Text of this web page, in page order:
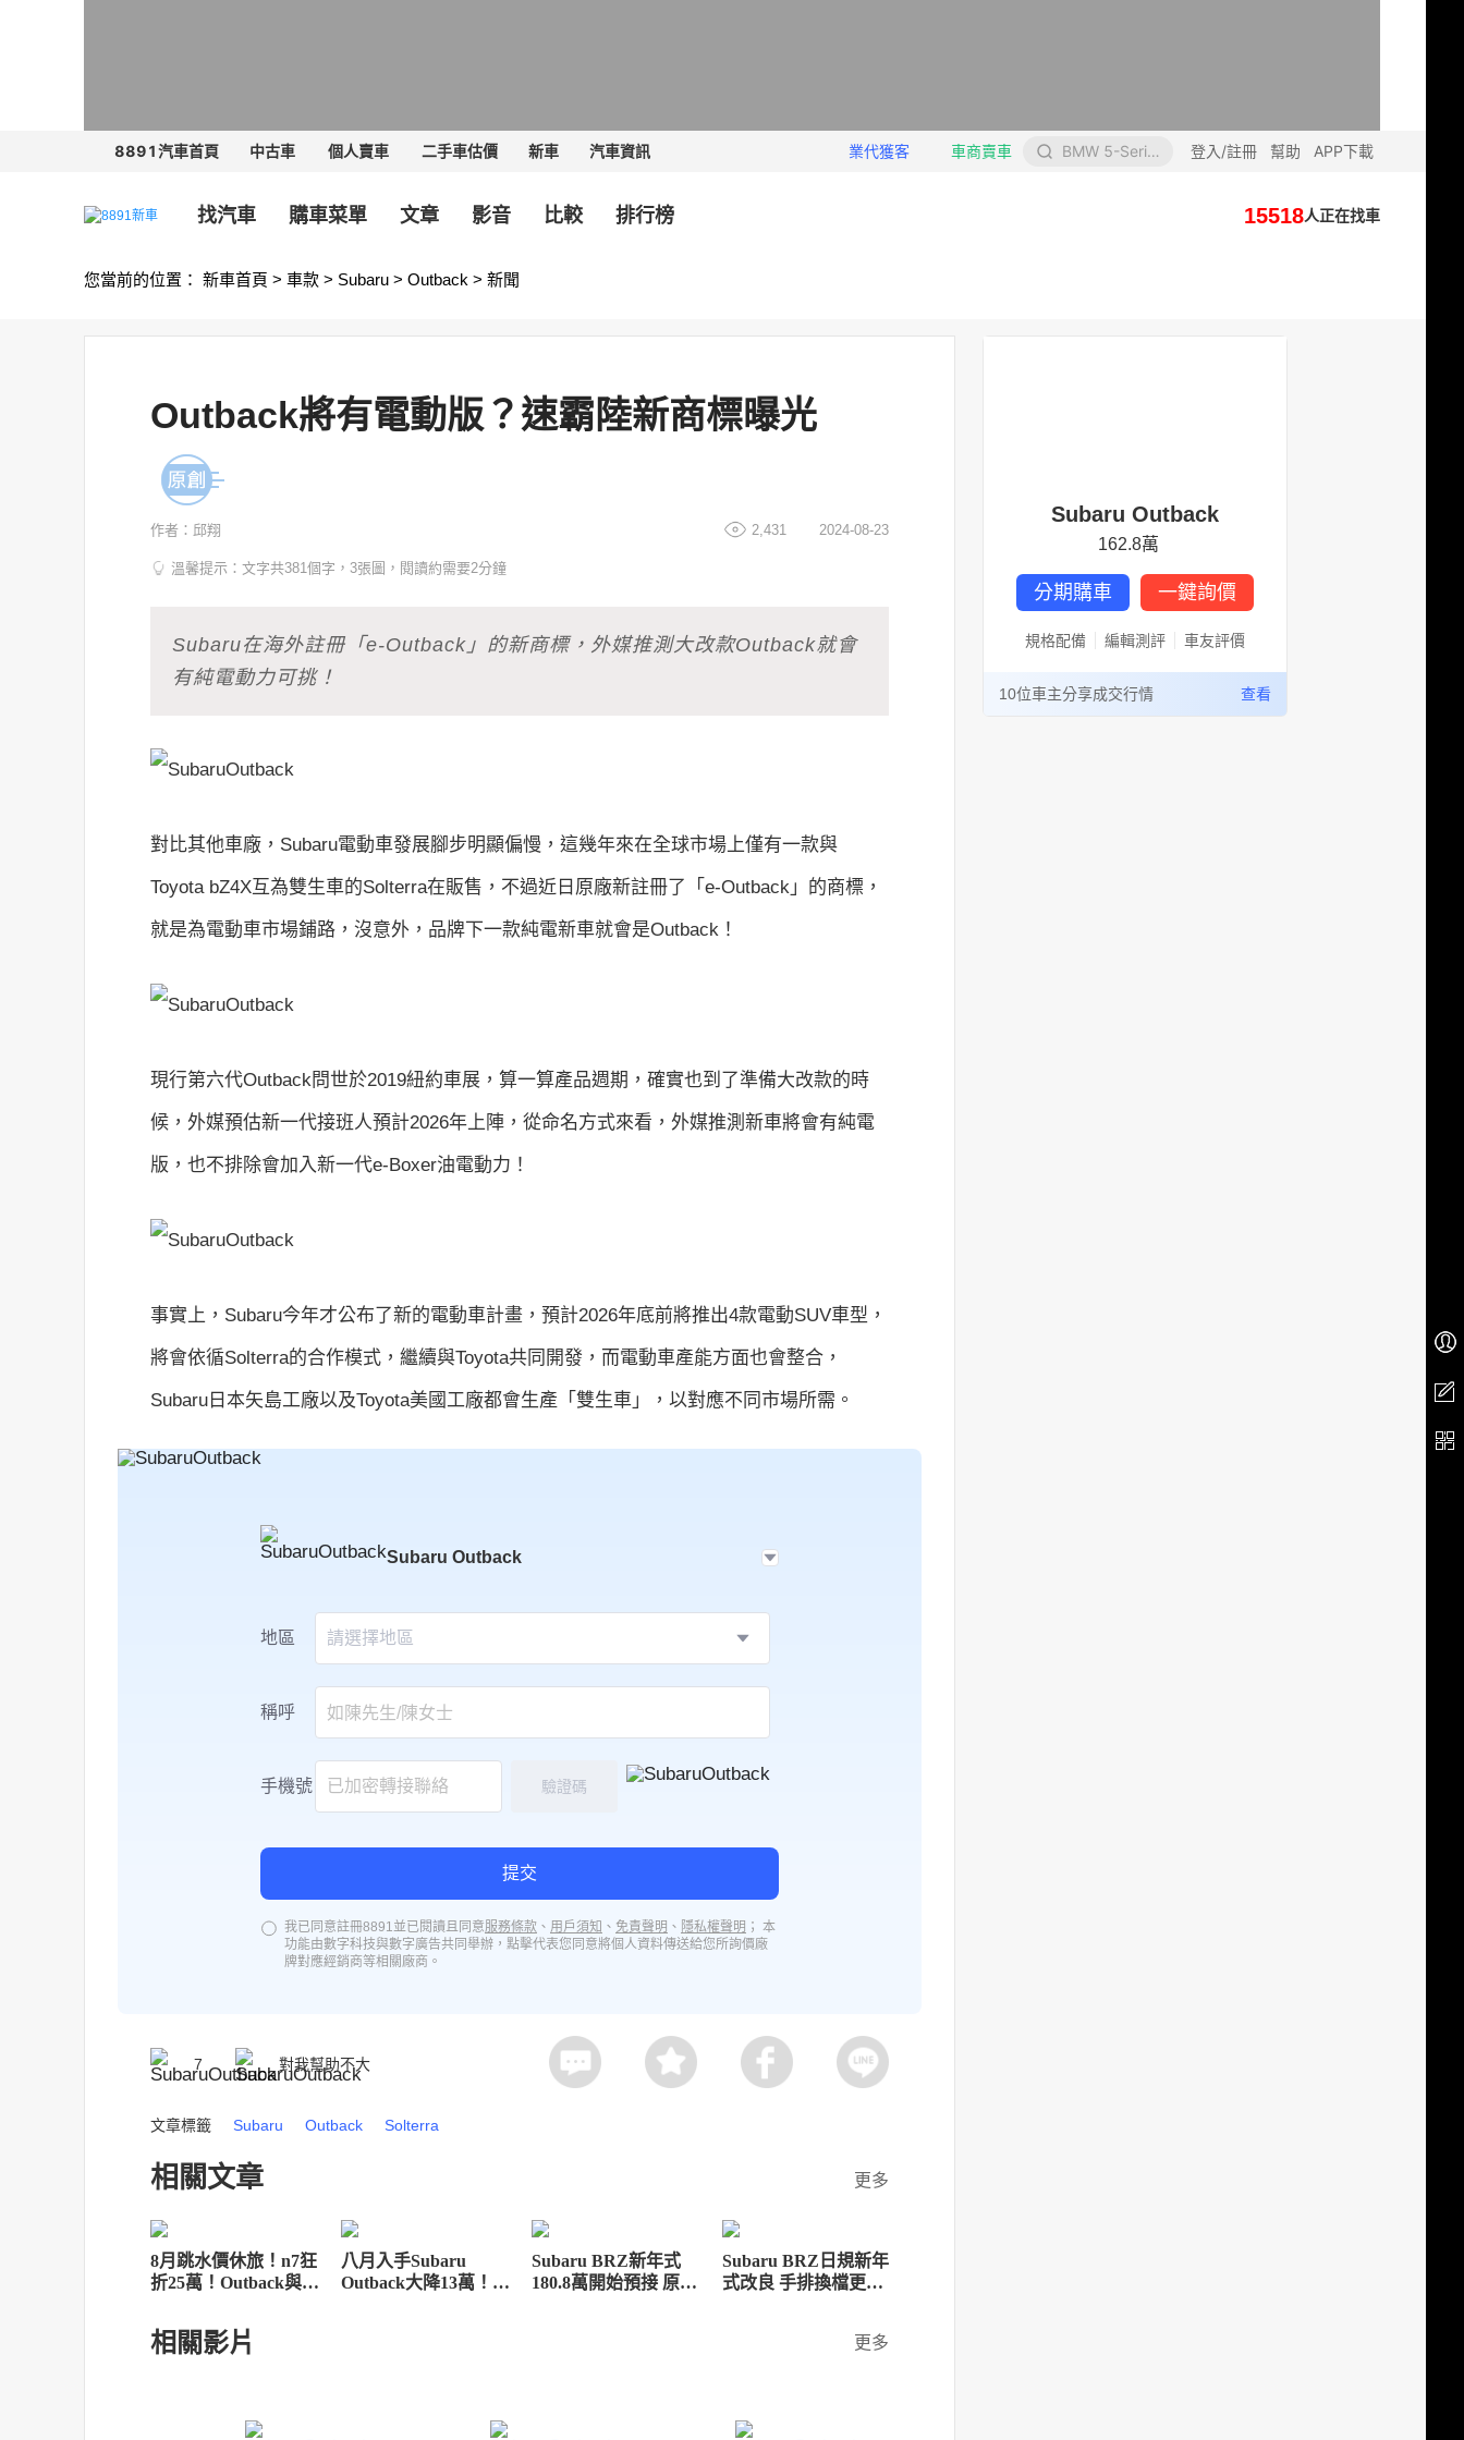
8891汽車首頁 中古車 個人賣車 二手車估價 新車 汽車資訊 業代獲客 車商賣車 BMW 5-Series Sedan 登入/註冊 幫助 APP下載
找汽車 購車菜單 文章 影音 比較 排行榜 15518人正在找車
您當前的位置： 新車首頁 > 車款 > Subaru > Outback > 新聞
Outback將有電動版？速霸陸新商標曝光
作者：邱翔 2024-08-23
2,431
溫馨提示：文字共381個字，3張圖，閱讀約需要2分鐘
Subaru在海外註冊「e-Outback」的新商標，外媒推測大改款Outback就會
有純電動力可挑！
對比其他車廠，Subaru電動車發展腳步明顯偏慢，這幾年來在全球市場上僅有一款與
Toyota bZ4X互為雙生車的Solterra在販售，不過近日原廠新註冊了「e-Outback」的商標，
就是為電動車市場鋪路，沒意外，品牌下一款純電新車就會是Outback！
現行第六代Outback問世於2019紐約車展，算一算產品週期，確實也到了準備大改款的時
候，外媒預估新一代接班人預計2026年上陣，從命名方式來看，外媒推測新車將會有純電
版，也不排除會加入新一代e-Boxer油電動力！
事實上，Subaru今年才公布了新的電動車計畫，預計2026年底前將推出4款電動SUV車型，
將會依循Solterra的合作模式，繼續與Toyota共同開發，而電動車產能方面也會整合，
Subaru日本矢島工廠以及Toyota美國工廠都會生產「雙生車」，以對應不同市場所需。
Subaru Outback
地區 請選擇地區
稱呼
手機號 驗證碼
提交
我已同意註冊8891並已閱讀且同意服務條款 、 用戶須知 、 免責聲明 、 隱私權聲明 ； 本
功能由數字科技與數字廣告共同舉辦，點擊代表您同意將個人資料傳送給您所詢價廠
牌對應經銷商等相關廠商。
7 對我幫助不大
文章標籤 Subaru Outback Solterra
相關文章 更多
8月跳水價休旅！n7狂
折25萬！Outback與
八月入手Subaru
Outback大降13萬！全
Subaru BRZ新年式
180.8萬開始預接 原廠
Subaru BRZ日規新年
式改良 手排換檔更順
相關影片 更多
Subaru Outback
162.8萬
分期購車 一鍵詢價
規格配備 編輯測評 車友評價
10位車主分享成交行情 查看